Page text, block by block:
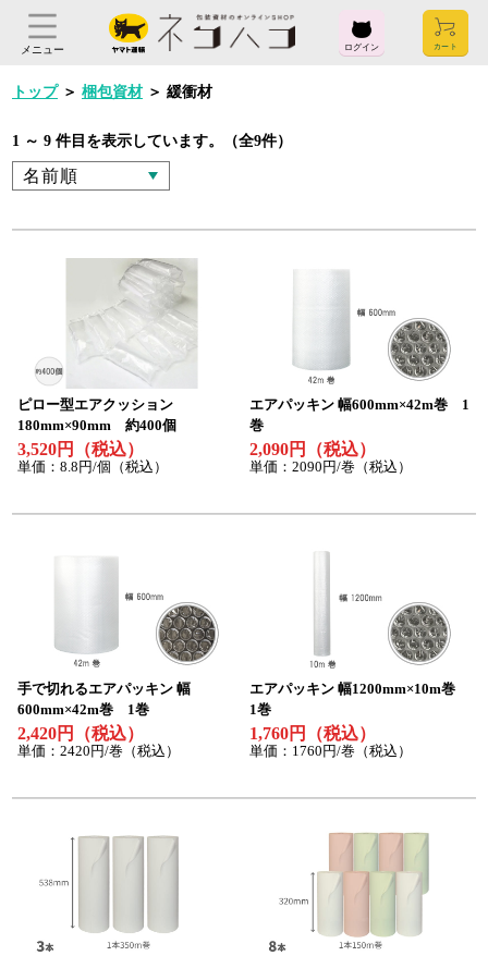
メニュー ログイン
ログイン お気に入り 閲覧履歴
ご利用ガイド
よくある質問
ヤマト運輸株式会社
〒104-8125
東京都中央区銀座2-16-10
特定商取引法について
トップ ＞ 梱包資材 ＞ 緩衝材
1 ～ 9 件目を表示しています。（全9件）
ピロー型エアクッション
180mm×90mm 約400個
3,520円（税込）
単価：8.8円/個（税込）
エアパッキン 幅600mm×42m巻 1
巻
2,090円（税込）
単価：2090円/巻（税込）
手で切れるエアパッキン 幅
600mm×42m巻 1巻
2,420円（税込）
単価：2420円/巻（税込）
エアパッキン 幅1200mm×10m巻
1巻
1,760円（税込）
単価：1760円/巻（税込）